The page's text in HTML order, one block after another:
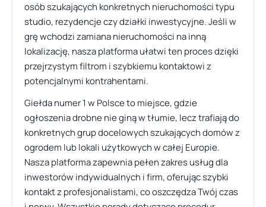
osób szukających konkretnych nieruchomości typu
studio, rezydencje czy działki inwestycyjne. Jeśli w
grę wchodzi zamiana nieruchomości na inną
lokalizację, nasza platforma ułatwi ten proces dzięki
przejrzystym filtrom i szybkiemu kontaktowi z
potencjalnymi kontrahentami.
Giełda numer 1 w Polsce to miejsce, gdzie
ogłoszenia drobne nie giną w tłumie, lecz trafiają do
konkretnych grup docelowych szukających domów z
ogrodem lub lokali użytkowych w całej Europie.
Nasza platforma zapewnia pełen zakres usług dla
inwestorów indywidualnych i firm, oferując szybki
kontakt z profesjonalistami, co oszczędza Twój czas